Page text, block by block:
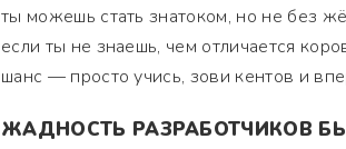
ты можешь стать знатоком, но не без
если ты не знаешь, чем отличается
шанс — просто учись, зови кентов и
ЖАДНОСТЬ РАЗРАБОТЧИКОВ